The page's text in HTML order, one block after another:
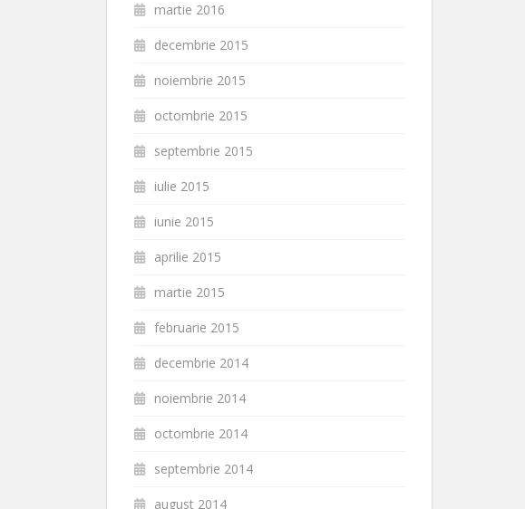
martie 2016
decembrie 2015
noiembrie 2015
octombrie 2015
septembrie 2015
iulie 2015
iunie 2015
aprilie 2015
martie 2015
februarie 2015
decembrie 2014
noiembrie 2014
octombrie 2014
septembrie 2014
august 2014